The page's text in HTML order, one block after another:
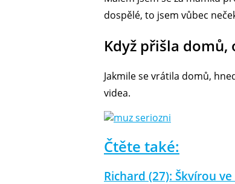
dospělé, to jsem vůbec
Když přišla
Jakmile se vrátila domů,
videa.
Čtěte také:
Richard (27): Škvírou